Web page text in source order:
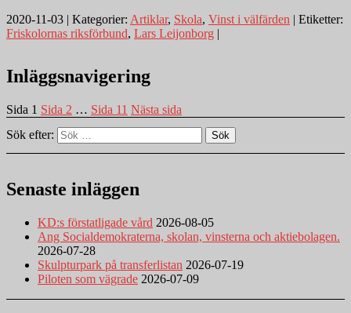
2020-11-03 | Kategorier: Artiklar, Skola, Vinst i välfärden | Etiketter:
Friskolornas riksförbund, Lars Leijonborg |
Inläggsnavigering
Sida 1 Sida 2 … Sida 11 Nästa sida
Sök efter:
Sök
Senaste inläggen
KD:s förstatligade vård 2026-08-05
Ang Socialdemokraterna, skolan, vinsterna och aktiebolagen.
2026-07-28
Skulpturpark på transferlistan 2026-07-19
Piloten som vägrade 2026-07-09